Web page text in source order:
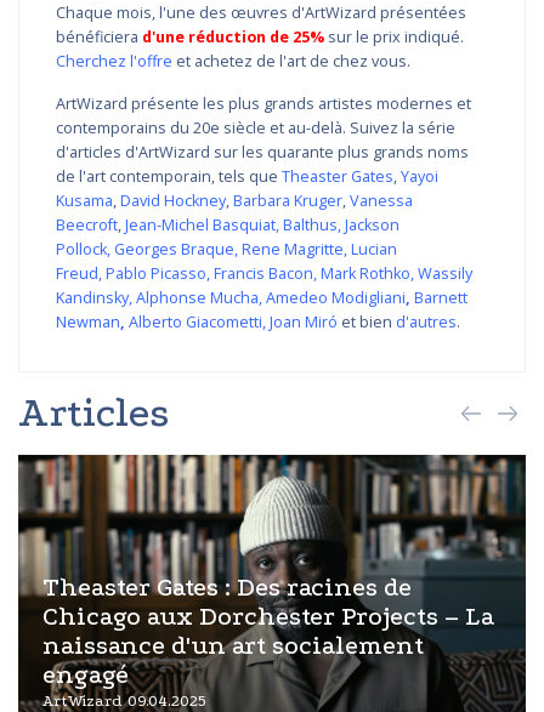
Chaque mois, l'une des œuvres d'ArtWizard présentées
bénéficiera d'une réduction de 25% sur le prix indiqué.
Cherchez l'offre et achetez de l'art de chez vous.
ArtWizard présente les plus grands artistes modernes et
contemporains du 20e siècle et au-delà. Suivez la série
d'articles d'ArtWizard sur les quarante plus grands noms
de l'art contemporain, tels que Theaster Gates,Yayoi
Kusama,David Hockney,Barbara Kruger,Vanessa
Beecroft,Jean-Michel Basquiat,Balthus,Jackson
Pollock, Georges Braque,Rene Magritte,Lucian
Freud,Pablo Picasso,Francis Bacon,Mark Rothko,Wassily
Kandinsky,Alphonse Mucha,Amedeo Modigliani, Barnett
Newman, Alberto Giacometti,Joan Miró et bien d'autres.
Articles
Theaster Gates : Des racines de
Chicago aux Dorchester Projects – La
naissance d'un art socialement
engagé
ArtWizard 09.04.2025